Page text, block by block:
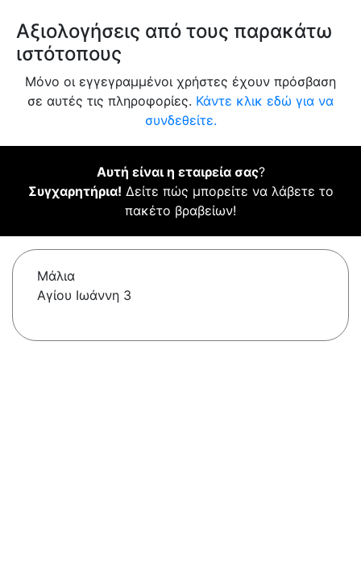
Αξιολογήσεις από τους παρακάτω
ιστότοπους
Μόνο οι εγγεγραμμένοι χρήστες έχουν πρόσβαση
σε αυτές τις πληροφορίες. Κάντε κλικ εδώ για να
συνδεθείτε.
Αυτή είναι η εταιρεία σας?
Συγχαρητήρια! Δείτε πώς μπορείτε να λάβετε το
πακέτο βραβείων!
Μάλια
Αγίου Ιωάννη 3